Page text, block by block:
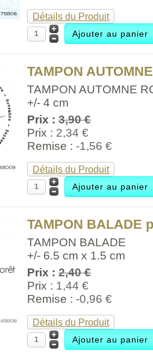
Détails du Produit
TAMPON
TAMPON AUTOMNE
+/- 4 cm
Prix :3,90 €
Prix : 2,34 €
Remise :-1,56 €
Détails du Produit
TAMPON BALADE
TAMPON BALADE
+/- 6.5 cm x 1.5 cm
Prix :2,40 €
Prix : 1,44 €
Remise :-0,96 €
Détails du Produit